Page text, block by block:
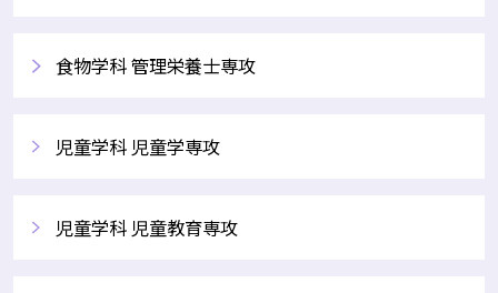
食物学科 管理栄養士専攻
児童学科 児童学専攻
児童学科 児童教育専攻